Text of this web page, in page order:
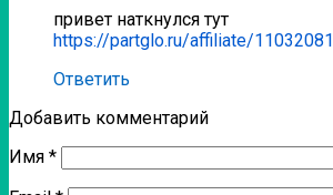
привет наткнулся тут
https://partglo.ru/affiliate/11032081
Ответить
Добавить комментарий
Имя *